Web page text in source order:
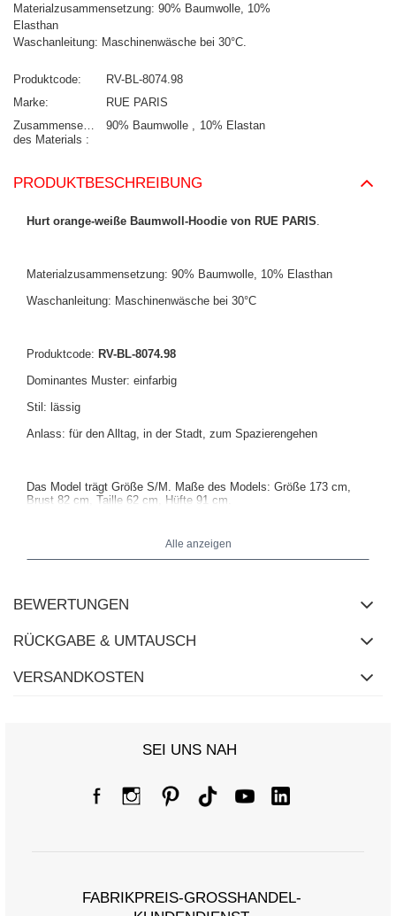
Materialzusammensetzung: 90% Baumwolle, 10%
Elasthan
Waschanleitung: Maschinenwäsche bei 30°C.
Produktcode
RV-BL-8074.98
Marke
RUE PARIS
Zusammensetzung
des Materials
90% Baumwolle 10% Elastan
PRODUKTBESCHREIBUNG
Hurt orange-weiße Baumwoll-Hoodie von RUE PARIS
Materialzusammensetzung: 90% Baumwolle, 10% Elasthan
Waschanleitung: Maschinenwäsche bei 30°C
Produktcode: RV-BL-8074.98
Dominantes Muster: einfarbig
Stil: lässig
Anlass: für den Alltag, in der Stadt, zum Spazierengehen
Das Model trägt Größe S/M. Maße des Models: Größe 173 cm,
Brust 82 cm, Taille 62 cm, Hüfte 91 cm.
Maße des Hoodies in Größe S/M flach gemessen: Breite unter den
Alle anzeigen
BEWERTUNGEN
RÜCKGABE & UMTAUSCH
VERSANDKOSTEN
SEI UNS NAH
FABRIKPREIS-GROSSHANDEL-K